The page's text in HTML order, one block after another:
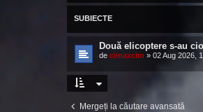
SUBIECTE
Două elicoptere s-au
de cimaxcim » 02 Aug 2026,
Mergeți la căutare avansată